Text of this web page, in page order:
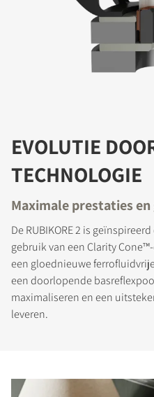
EVOLUTIE
TECHNOLOGIE
Maximale prestaties
De RUBIKORE 2 is
gebruik van een Clarity
een gloednieuwe
een doorlopende
maximaliseren en een
leveren.